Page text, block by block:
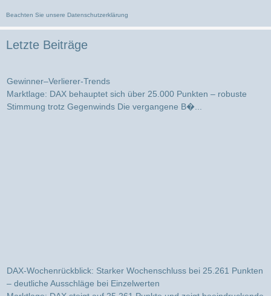
Beachten Sie unsere Datenschutzerklärung
Letzte Beiträge
Stimmung trotz Gegenwinds Die vergangene B�...
Marktlage: DAX steigt auf 25.261 Punkte und zeigt beeindruckende